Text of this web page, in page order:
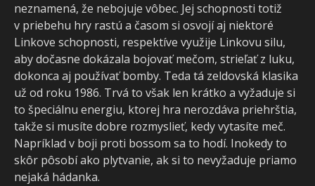
neznamená, že nebojuje vôbec. Jej schopnosti totiž
v priebehu hry rastú a časom si osvojí aj niektoré
Linkove schopnosti, respektíve využije Linkovu silu,
aby dočasne dokázala bojovať mečom, strieľať z luku,
dokonca aj používať bomby. Teda tá zeldovská klasika
už od roku 1986. Trvá to však len krátko a vyžaduje si
to špeciálnu energiu, ktorej hra nerozdáva priehrštia,
takže si musíte dobre rozmyslieť, kedy vytasíte meč.
Napríklad v boji proti bossom sa to hodí. Inokedy to
skôr pôsobí ako plytvanie, ak si to nevyžaduje priamo
nejaká hádanka.